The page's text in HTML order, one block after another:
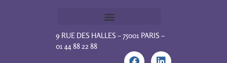
9 RUE DES HALLES – 75001 PARIS –
01 44 88 22 88